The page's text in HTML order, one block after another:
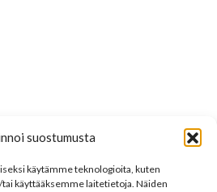
suostumusta
käytämme teknologioita, kuten
käyttääksemme laitetietoja. Näiden